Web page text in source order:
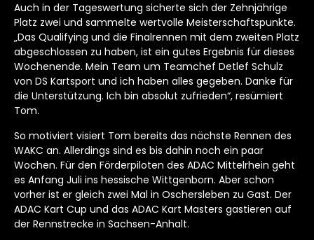
Auch in der Tageswertung sicherte sich der Zehnjährige
Platz zwei und sammelte wertvolle Meisterschaftspunkte.
„Das Qualifying und die Finalrennen mit dem zweiten Platz
abgeschlossen zu haben, ist ein gutes Ergebnis für dieses
Wochenende. Mein Team um Teamchef Detlef Schulz
von DS Kartsport und ich haben alles gegeben. Danke für
die Unterstützung. Ich bin absolut zufrieden“, resümiert
Tom.
So motiviert visiert Tom bereits das nächste Rennen des
WAKC an. Allerdings sind es bis dahin noch ein paar
Wochen. Für den Förderpiloten des ADAC Mittelrhein geht
es Anfang Juli ins hessische Wittgenborn. Aber schon
vorher ist er gleich zwei Mal in Oschersleben zu Gast. Der
ADAC Kart Cup und das ADAC Kart Masters gastieren auf
der Rennstrecke in Sachsen-Anhalt.